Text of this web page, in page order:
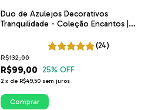
Duo de Azulejos Decorativos
Tranquilidade - Coleção Encantos |
(24)
R$99,00
R$132,00
25% OFF
2 x de R$49,50 sem juros
Comprar